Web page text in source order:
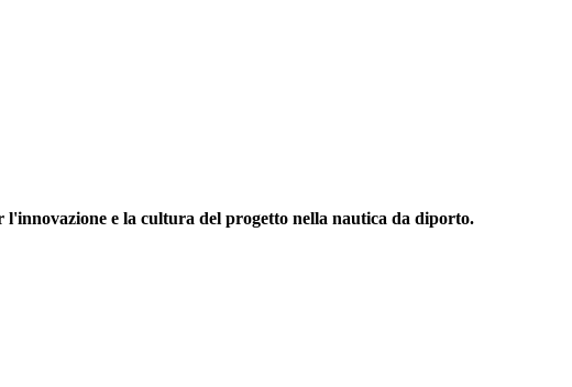
e la cultura del progetto nella nautica da diporto.